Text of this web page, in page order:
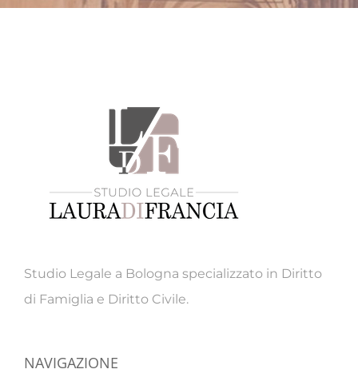
Studio Legale a Bologna specializzato in Diritto
di Famiglia e Diritto Civile.
NAVIGAZIONE